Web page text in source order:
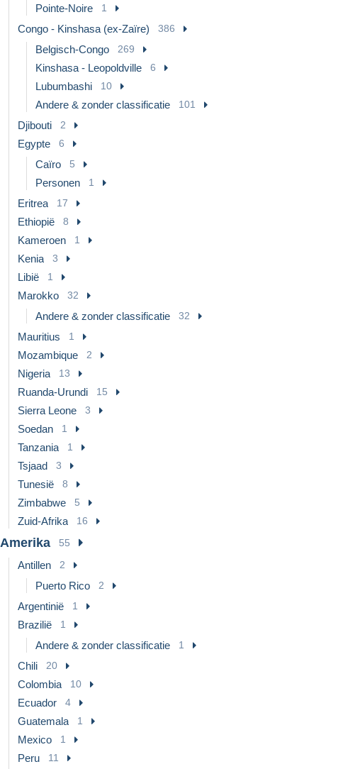
Pointe-Noire 1
Congo - Kinshasa (ex-Zaïre) 386
Belgisch-Congo 269
Kinshasa - Leopoldville 6
Lubumbashi 10
Andere & zonder classificatie 101
Djibouti 2
Egypte 6
Caïro 5
Personen 1
Eritrea 17
Ethiopië 8
Kameroen 1
Kenia 3
Libië 1
Marokko 32
Andere & zonder classificatie 32
Mauritius 1
Mozambique 2
Nigeria 13
Ruanda-Urundi 15
Sierra Leone 3
Soedan 1
Tanzania 1
Tsjaad 3
Tunesië 8
Zimbabwe 5
Zuid-Afrika 16
Amerika 55
Antillen 2
Puerto Rico 2
Argentinië 1
Brazilië 1
Andere & zonder classificatie 1
Chili 20
Colombia 10
Ecuador 4
Guatemala 1
Mexico 1
Peru 11